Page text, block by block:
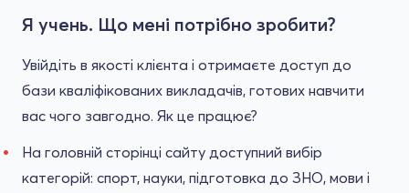
Я учень. Що мені потрібно зробити?
Увійдіть в якості клієнта і отримаєте доступ до
бази кваліфікованих викладачів, готових навчити
вас чого завгодно. Як це працює?
На головній сторінці сайту доступний вибір
категорій: спорт, науки, підготовка до ЗНО, мови і